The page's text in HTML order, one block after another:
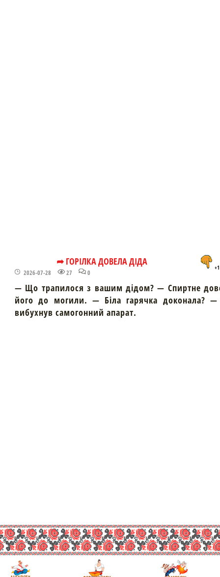
➦ ГОРІЛКА ДОВЕЛА ДІДА
2026-07-28 27 0
+1
— Що трапилося з вашим дідом? — Спиртне
його до могили. — Біла гарячка доконала? —
вибухнув самогонний апарат.